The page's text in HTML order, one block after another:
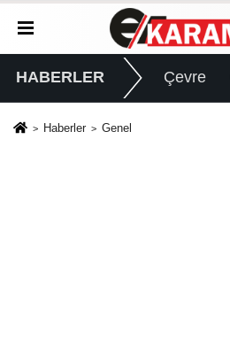
HABERLER Çevre
Haberler Genel